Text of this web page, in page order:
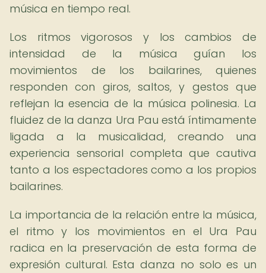
música en tiempo real.
Los ritmos vigorosos y los cambios de
intensidad de la música guían los
movimientos de los bailarines, quienes
responden con giros, saltos, y gestos que
reflejan la esencia de la música polinesia. La
fluidez de la danza Ura Pau está íntimamente
ligada a la musicalidad, creando una
experiencia sensorial completa que cautiva
tanto a los espectadores como a los propios
bailarines.
La importancia de la relación entre la música,
el ritmo y los movimientos en el Ura Pau
radica en la preservación de esta forma de
expresión cultural. Esta danza no solo es un